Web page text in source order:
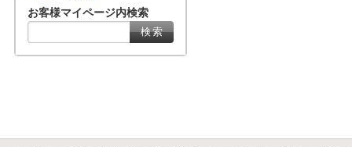
お客様マイページ内検索